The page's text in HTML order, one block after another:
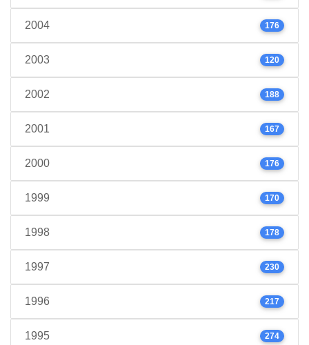
2004 176
2003 120
2002 188
2001 167
2000 176
1999 170
1998 178
1997 230
1996 217
1995 274